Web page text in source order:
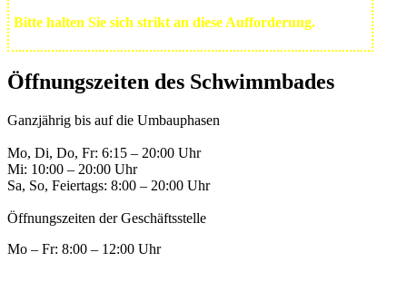
Bitte halten Sie sich strikt an diese Aufforderung.
Öffnungszeiten des Schwimmbades
Ganzjährig bis auf die Umbauphasen
Mo, Di, Do, Fr: 6:15 – 20:00 Uhr
Mi: 10:00 – 20:00 Uhr
Sa, So, Feiertags: 8:00 – 20:00 Uhr
Öffnungszeiten der Geschäftsstelle
Mo – Fr: 8:00 – 12:00 Uhr